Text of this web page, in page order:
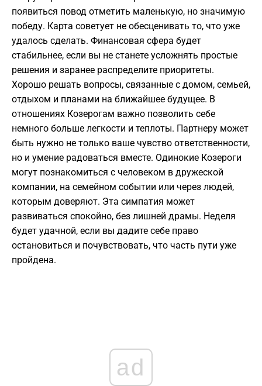
появиться повод отметить маленькую, но значимую
победу. Карта советует не обесценивать то, что уже
удалось сделать. Финансовая сфера будет
стабильнее, если вы не станете усложнять простые
решения и заранее распределите приоритеты.
Хорошо решать вопросы, связанные с домом, семьей,
отдыхом и планами на ближайшее будущее. В
отношениях Козерогам важно позволить себе
немного больше легкости и теплоты. Партнеру может
быть нужно не только ваше чувство ответственности,
но и умение радоваться вместе. Одинокие Козероги
могут познакомиться с человеком в дружеской
компании, на семейном событии или через людей,
которым доверяют. Эта симпатия может
развиваться спокойно, без лишней драмы. Неделя
будет удачной, если вы дадите себе право
остановиться и почувствовать, что часть пути уже
пройдена.
ad